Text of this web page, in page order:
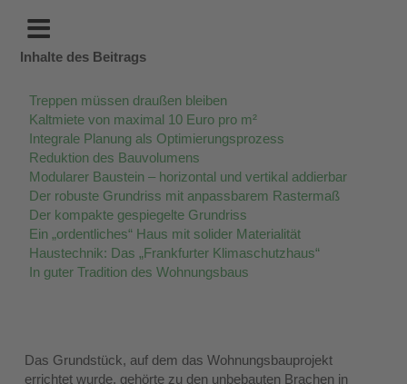
Inhalte des Beitrags
Treppen müssen draußen bleiben
Kaltmiete von maximal 10 Euro pro m²
Integrale Planung als Optimierungsprozess
Reduktion des Bauvolumens
Modularer Baustein – horizontal und vertikal addierbar
Der robuste Grundriss mit anpassbarem Rastermaß
Der kompakte gespiegelte Grundriss
Ein „ordentliches“ Haus mit solider Materialität
Haustechnik: Das „Frankfurter Klimaschutzhaus“
In guter Tradition des Wohnungsbaus
Das Grundstück, auf dem das Wohnungsbauprojekt
errichtet wurde, gehörte zu den unbebauten Brachen in